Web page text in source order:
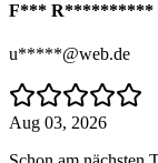
F*** R**********
u*****@web.de
Aug 03, 2026